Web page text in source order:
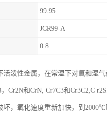
99.95
JCR99-A
0.8
活泼性金属，在常温下对氧和湿
，Cr2N和CrN, Cr7C3和Cr3C2,C
坏，氧化速度重新加快，到